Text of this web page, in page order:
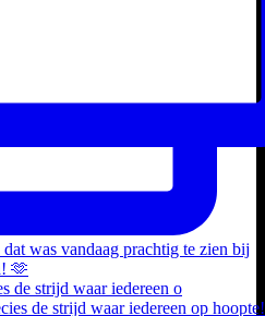
de strijd waar iedereen o